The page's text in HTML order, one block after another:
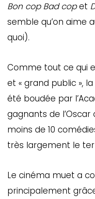
Bon cop Bad copet
semble qu’on aime
quoi).
Comme tout ce qui
et « grand public »,
été boudée par
gagnants de
moins de 10
très largement le
Le cinéma muet a
principalement